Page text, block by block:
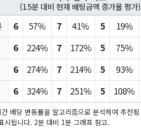
(15분 대비 현재 배팅금액 증가율 평가)
6 57% 7 41% 5 19%
6 224% 7 172% 5 75%
6 274% 7 214% 5 93%
6 324% 7 251% 5 108%
배당 변동률을 알고리즘으로 분석하여 추천됨
시됩니다. 2분 대비 1분 그래프 참고.